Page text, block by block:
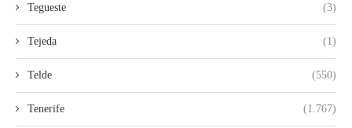
Tegueste (3)
Tejeda (1)
Telde (550)
Tenerife (1.767)